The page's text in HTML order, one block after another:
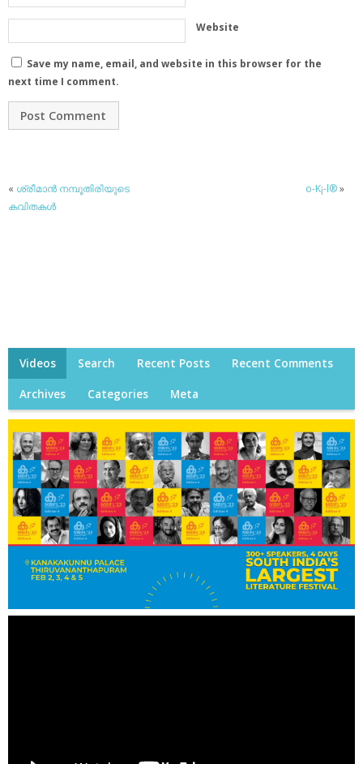
Website
Save my name, email, and website in this browser for the
next time I comment.
« ശ്രീമാന്‍ നമ്പൂതിരിയുടെ
കവിതകള്‍
o-K¡-l®»
Videos Search Recent Posts Recent Comments
Archives Categories Meta